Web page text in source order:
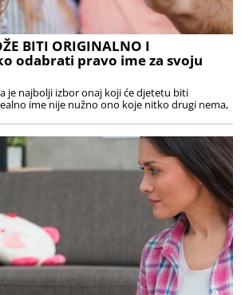
BITI ORIGINALNO I
odabrati pravo ime za svoju
je najbolji izbor onaj koji će djetetu biti
ime nije nužno ono koje nitko drugi nema,